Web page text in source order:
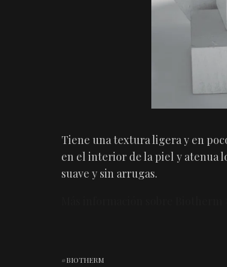
Tiene una textura ligera y en
en el interior de la piel y atenua
suave y sin arrugas.
BIOTHERM